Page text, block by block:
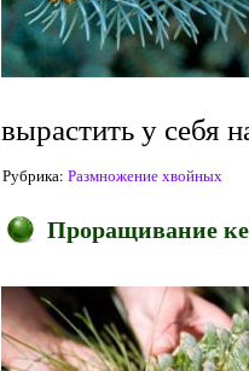
вырастить у себя
Рубрика: Размножение хвойных
Проращивание